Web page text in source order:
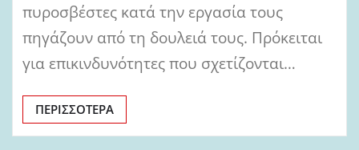
πυροσβέστες κατά την εργασία τους
πηγάζουν από τη δουλειά τους. Πρόκειται
για επικινδυνότητες που σχετίζονται…
ΠΕΡΙΣΣΌΤΕΡΑ